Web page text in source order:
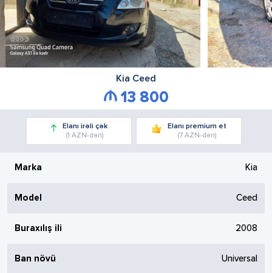
Kia Ceed
13 800
Elanı irəli çək
(1 AZN-dən)
Elanı premium et
(7 AZN-dən)
Marka Kia
Model Ceed
Buraxılış ili 2008
Ban növü Universal